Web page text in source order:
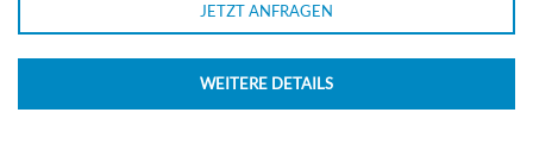
Balkonkabine
JETZT ANFRAGEN
WEITERE DETAILS